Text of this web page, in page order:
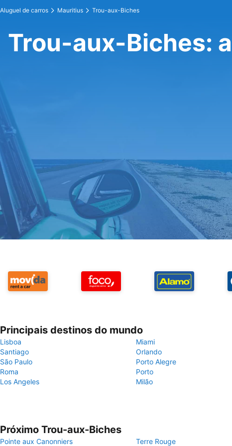
Aluguel de carros Mauritius Trou-aux-Biches
Trou-aux-Biches:
Principais destinos do mundo
Lisboa
Miami
Santiago
Orlando
São Paulo
Porto Alegre
Roma
Porto
Los Angeles
Milão
Próximo Trou-aux-Biches
Pointe aux Canonniers Terre Rouge